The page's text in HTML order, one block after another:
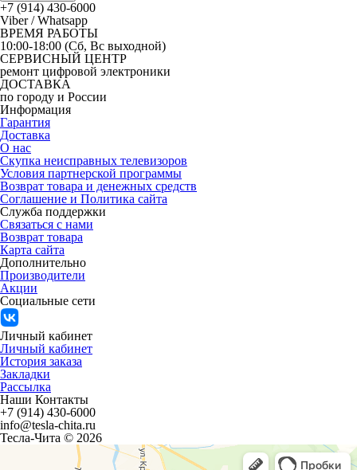
+7 (914) 430-6000
Viber / Whatsapp
ВРЕМЯ РАБОТЫ
10:00-18:00 (Сб, Вс выходной)
СЕРВИСНЫЙ ЦЕНТР
ремонт цифровой электроники
ДОСТАВКА
по городу и России
Информация
Гарантия
Доставка
О нас
Скупка неисправных телевизоров
Условия партнерской программы
Возврат товара и денежных средств
Соглашение и Политика сайта
Служба поддержки
Связаться с нами
Возврат товара
Карта сайта
Дополнительно
Производители
Акции
Социальные сети
Личный кабинет
Личный кабинет
История заказа
Закладки
Рассылка
Наши Контакты
+7 (914) 430-6000
info@tesla-chita.ru
Тесла-Чита © 2026